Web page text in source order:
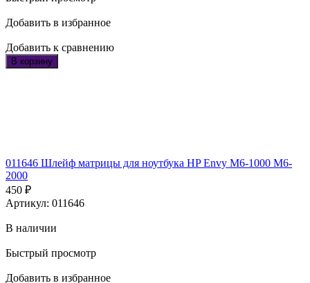
Добавить в избранное
Добавить к сравнению
В корзину
011646 Шлейф матрицы для ноутбука HP Envy M6-1000 M6-
2000
450 ₽
Артикул: 011646
В наличии
Быстрый просмотр
Добавить в избранное